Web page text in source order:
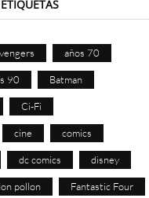
ETIQUETAS
años 70
90 Batman
Ci-Fi
cine comics
dc comics disney
pollon Fantastic Four